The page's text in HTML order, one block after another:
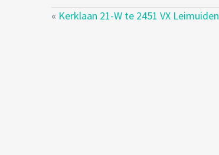
« Kerklaan 21-W te 2451 VX Leimuiden